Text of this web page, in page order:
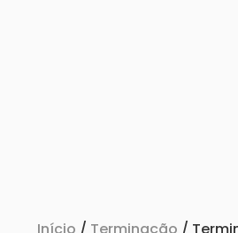
Início / Terminação /